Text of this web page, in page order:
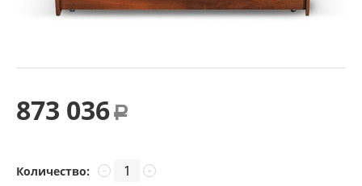
873 036 Р
Количество: +
−